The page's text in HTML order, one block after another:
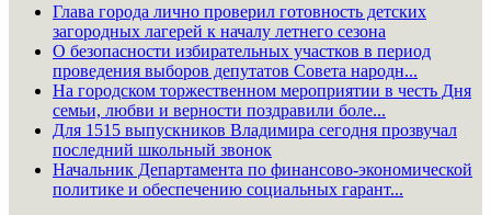
Глава города лично проверил готовность детских
загородных лагерей к началу летнего сезона
О безопасности избирательных участков в период
проведения выборов депутатов Совета народн...
На городском торжественном мероприятии в честь Дня
семьи, любви и верности поздравили боле...
Для 1515 выпускников Владимира сегодня прозвучал
последний школьный звонок
Начальник Департамента по финансово-экономической
политике и обеспечению социальных гарант...